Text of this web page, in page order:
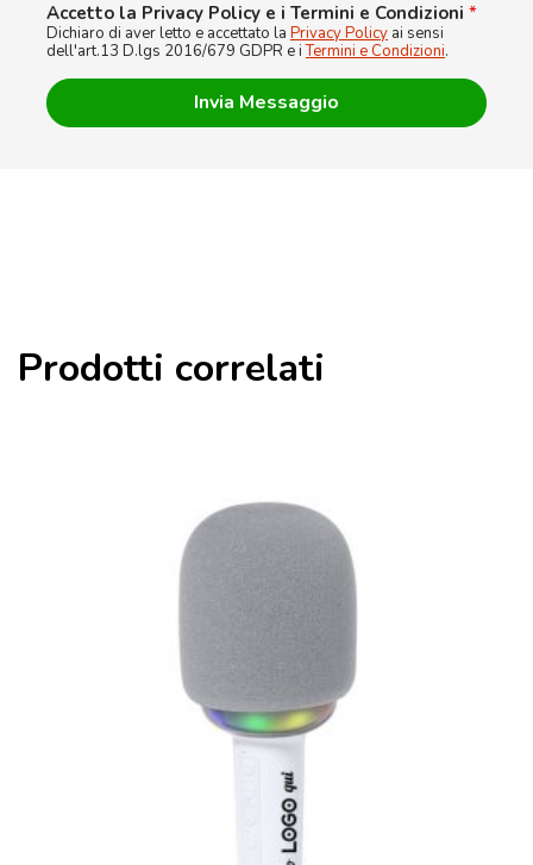
Accetto la Privacy Policy e i Termini e Condizioni *
Dichiaro di aver letto e accettato la Privacy Policy ai sensi
dell'art.13 D.lgs 2016/679 GDPR e iTermini e Condizioni.
Prodotti correlati